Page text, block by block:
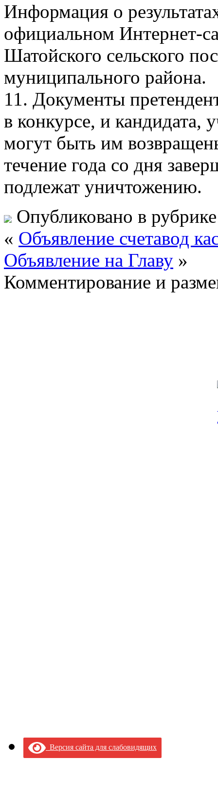
Информация о
официальном Интернет-
Шатойского сельского
муниципального района.
11. Документы
в конкурсе, и кандидата,
могут быть им
течение года со дня
подлежат уничтожению.
Опубликовано в
« Объявление счетавод
Объявление на Главу »
Комментирование и
Версия сайта для слабовидящих